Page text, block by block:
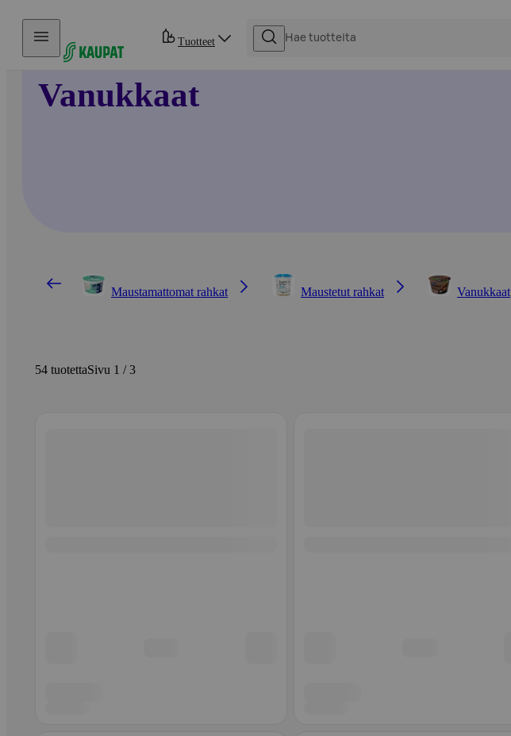
Hyppää sisältöön
Tuotteet
Vanukkaat
Maustamattomat rahkat Maustetut rahkat Vanukkaat
54 tuotettaSivu 1 / 3